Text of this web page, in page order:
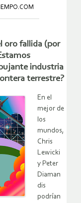
oro fallida (por
industria
terrestre?
En el
mejor de
los
mundos,
Chris
Lewicki
y Peter
Diaman
dis
podrían